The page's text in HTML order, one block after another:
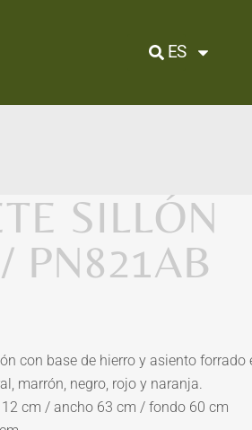
ES
SILLÓN
PN821AB
con base de hierro y asiento forrado
marrón, negro, rojo y naranja.
cm / ancho 63 cm / fondo 60 cm